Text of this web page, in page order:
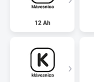
12 Ah